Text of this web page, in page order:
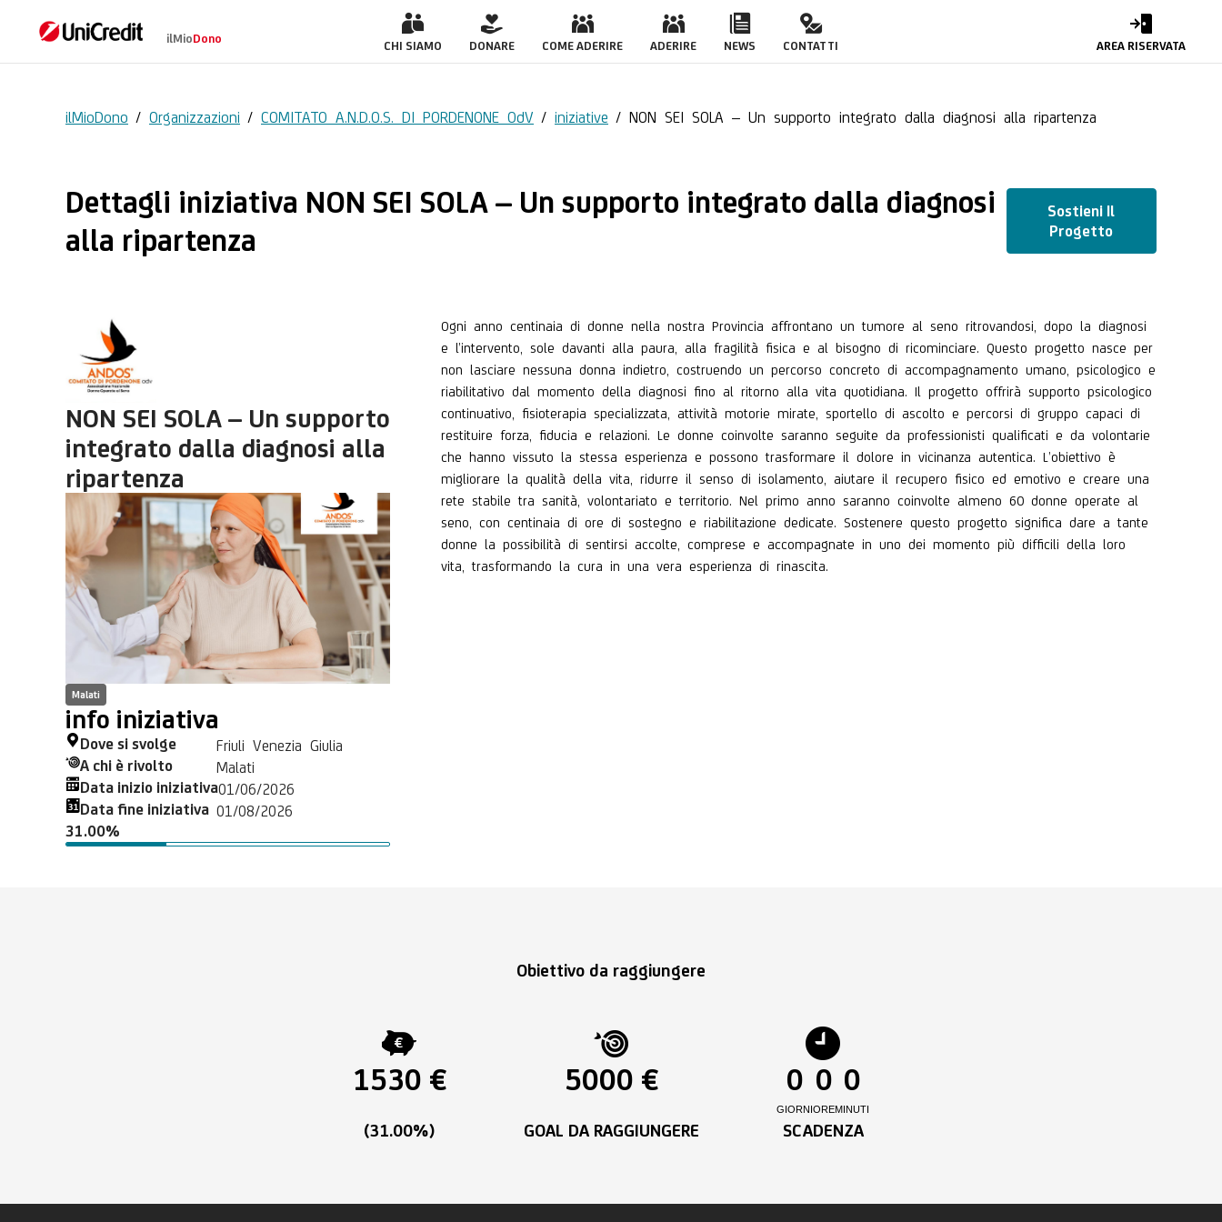
NON SEI SOLA – Un supporto integrato dalla diagnosi alla
ilMioDono
CHI SIAMO DONARE COME ADERIRE ADERIRE NEWS CONTATTI AREA RISERVATA
ilMioDono / Organizzazioni / COMITATO A.N.D.O.S. DI PORDENONE OdV / iniziative / NON SEI SOLA – Un supporto integrato dalla diagnosi alla ripartenza
Dettagli iniziativa NON SEI SOLA – Un supporto integrato dalla diagnosi
alla ripartenza
Sostieni Il
Progetto
NON SEI SOLA – Un supporto
integrato dalla diagnosi alla
ripartenza
Malati
info iniziativa
Dove si svolge Friuli Venezia Giulia
A chi è rivolto Malati
Data inizio iniziativa01/06/2026
Data fine iniziativa 01/08/2026
31.00%
Ogni anno centinaia di donne nella nostra Provincia affrontano un tumore al seno ritrovandosi, dopo la diagnosi
e l’intervento, sole davanti alla paura, alla fragilità fisica e al bisogno di ricominciare. Questo progetto nasce per
non lasciare nessuna donna indietro, costruendo un percorso concreto di accompagnamento umano, psicologico e
riabilitativo dal momento della diagnosi fino al ritorno alla vita quotidiana. Il progetto offrirà supporto psicologico
continuativo, fisioterapia specializzata, attività motorie mirate, sportello di ascolto e percorsi di gruppo capaci di
restituire forza, fiducia e relazioni. Le donne coinvolte saranno seguite da professionisti qualificati e da volontarie
che hanno vissuto la stessa esperienza e possono trasformare il dolore in vicinanza autentica. L’obiettivo è
migliorare la qualità della vita, ridurre il senso di isolamento, aiutare il recupero fisico ed emotivo e creare una
rete stabile tra sanità, volontariato e territorio. Nel primo anno saranno coinvolte almeno 60 donne operate al
seno, con centinaia di ore di sostegno e riabilitazione dedicate. Sostenere questo progetto significa dare a tante
donne la possibilità di sentirsi accolte, comprese e accompagnate in uno dei momento più difficili della loro
vita, trasformando la cura in una vera esperienza di rinascita.
Obiettivo da raggiungere
1530 €
(31.00%)
5000 €
GOAL DA RAGGIUNGERE
0
GIORNI
0
ORE
0
MINUTI
SCADENZA